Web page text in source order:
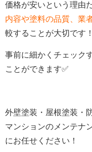
価格が安いという理由
内容や塗料の品質、業
較することが大切です！
事前に細かくチェック
ことができます✅
外壁塗装・屋根塗装・
マンションのメンテナ
にお任せください！